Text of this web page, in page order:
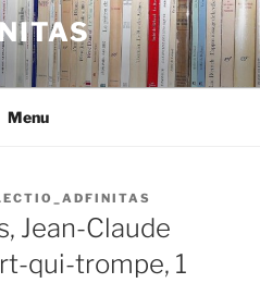
Menu
Jean-Claude
qui-trompe, 1